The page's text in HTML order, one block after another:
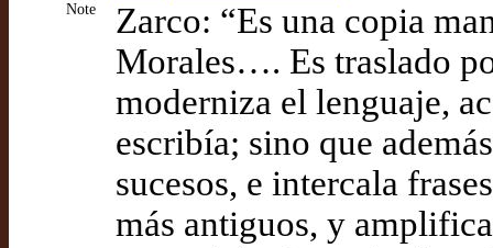
Note
Zarco: “Es una copia
Morales…. Es traslado
moderniza el lenguaje,
escribía; sino que
sucesos, e intercala
más antiguos, y